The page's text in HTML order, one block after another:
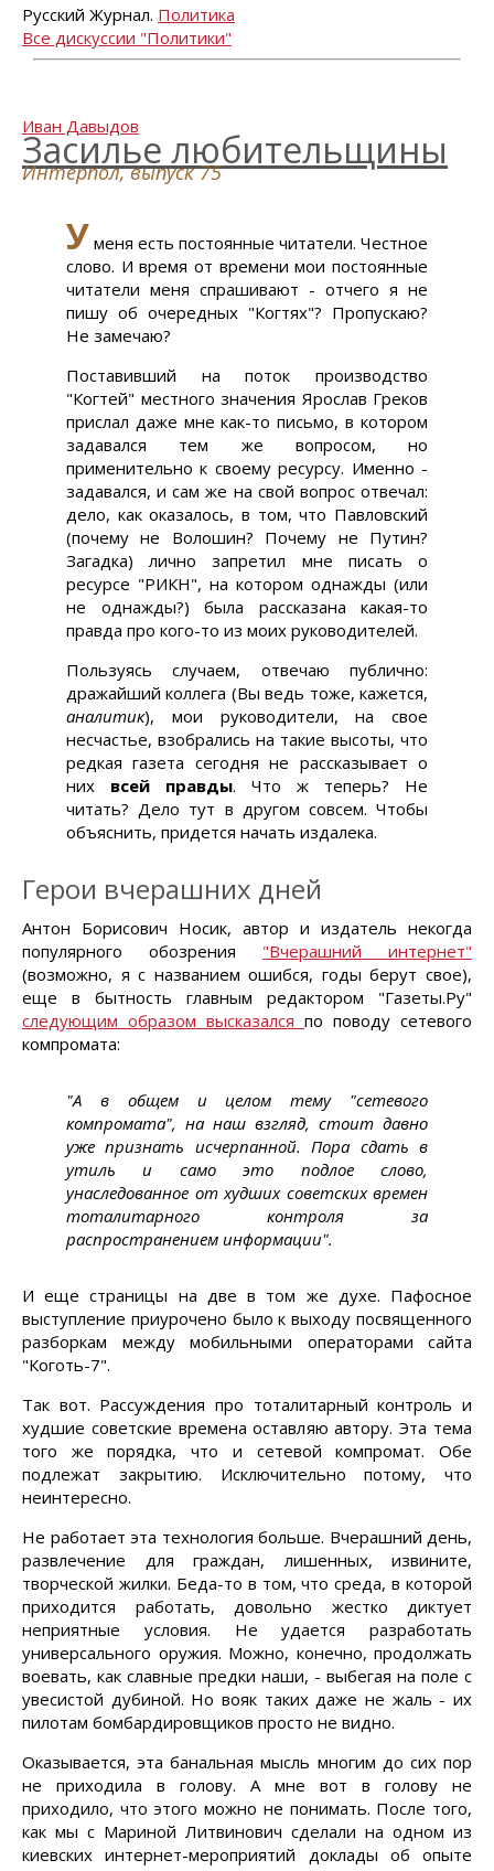
Русский Журнал. Политика
Все дискуссии "Политики"
Иван Давыдов
Засилье любительщины
Интерпол, выпуск 75
У меня есть постоянные читатели. Честное
слово. И время от времени мои постоянные
читатели меня спрашивают - отчего я не
пишу об очередных "Когтях"? Пропускаю?
Не замечаю?
Поставивший на поток производство
"Когтей" местного значения Ярослав Греков
прислал даже мне как-то письмо, в котором
задавался тем же вопросом, но
применительно к своему ресурсу. Именно -
задавался, и сам же на свой вопрос отвечал:
дело, как оказалось, в том, что Павловский
(почему не Волошин? Почему не Путин?
Загадка) лично запретил мне писать о
ресурсе "РИКН", на котором однажды (или
не однажды?) была рассказана какая-то
правда про кого-то из моих руководителей.
Пользуясь случаем, отвечаю публично:
дражайший коллега (Вы ведь тоже, кажется,
аналитик), мои руководители, на свое
несчастье, взобрались на такие высоты, что
редкая газета сегодня не рассказывает о
них всей правды. Что ж теперь? Не
читать? Дело тут в другом совсем. Чтобы
объяснить, придется начать издалека.
Герои вчерашних дней
Антон Борисович Носик, автор и издатель некогда
популярного обозрения "Вчерашний интернет"
(возможно, я с названием ошибся, годы берут свое),
еще в бытность главным редактором "Газеты.Ру"
следующим образом высказался по поводу сетевого
компромата:
"А в общем и целом тему "сетевого
компромата", на наш взгляд, стоит давно
уже признать исчерпанной. Пора сдать в
утиль и само это подлое слово,
унаследованное от худших советских времен
тоталитарного контроля за
распространением информации".
И еще страницы на две в том же духе. Пафосное
выступление приурочено было к выходу посвященного
разборкам между мобильными операторами сайта
"Коготь-7".
Так вот. Рассуждения про тоталитарный контроль и
худшие советские времена оставляю автору. Эта тема
того же порядка, что и сетевой компромат. Обе
подлежат закрытию. Исключительно потому, что
неинтересно.
Не работает эта технология больше. Вчерашний день,
развлечение для граждан, лишенных, извините,
творческой жилки. Беда-то в том, что среда, в которой
приходится работать, довольно жестко диктует
неприятные условия. Не удается разработать
универсального оружия. Можно, конечно, продолжать
воевать, как славные предки наши, - выбегая на поле с
увесистой дубиной. Но вояк таких даже не жаль - их
пилотам бомбардировщиков просто не видно.
Оказывается, эта банальная мысль многим до сих пор
не приходила в голову. А мне вот в голову не
приходило, что этого можно не понимать. После того,
как мы с Мариной Литвинович сделали на одном из
киевских интернет-мероприятий доклады об опыте